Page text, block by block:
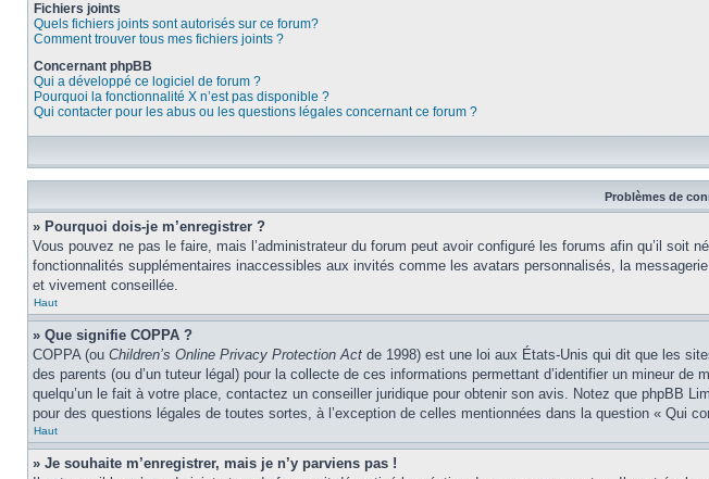
Fichiers joints
Quels fichiers joints sont autorisés sur ce forum?
Comment trouver tous mes fichiers joints ?
Concernant phpBB
Qui a développé ce logiciel de forum ?
Pourquoi la fonctionnalité X n’est pas disponible ?
Qui contacter pour les abus ou les questions légales concernant ce forum ?
Problèmes de
» Pourquoi dois-je m’enregistrer ?
Vous pouvez ne pas le faire, mais l’administrateur du forum peut avoir configuré les forums afin qu’il soit
fonctionnalités supplémentaires inaccessibles aux invités comme les avatars personnalisés, la
et vivement conseillée.
Haut
» Que signifie COPPA ?
COPPA (ou Children’s Online Privacy Protection Act de 1998) est une loi aux États-Unis qui dit que les
des parents (ou d’un tuteur légal) pour la collecte de ces informations permettant d’identifier un mineur
quelqu’un le fait à votre place, contactez un conseiller juridique pour obtenir son avis. Notez que phpBB
pour des questions légales de toutes sortes, à l’exception de celles mentionnées dans la question « Qui
Haut
» Je souhaite m’enregistrer, mais je n’y parviens pas !